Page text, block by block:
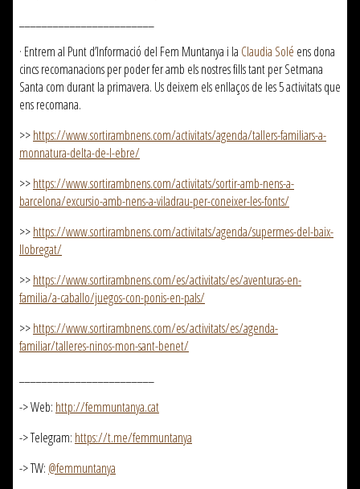
· Entrem al Punt d’Informació del Fem Muntanya i la Claudia Solé ens dona
cincs recomanacions per poder fer amb els nostres fills tant per Setmana
Santa com durant la primavera. Us deixem els enllaços de les 5 activitats que
ens recomana.
>>https://www.sortirambnens.com/activitats/agenda/tallers-familiars-a-
monnatura-delta-de-l-ebre/
>>https://www.sortirambnens.com/activitats/sortir-amb-nens-a-
barcelona/excursio-amb-nens-a-viladrau-per-coneixer-les-fonts/
>>https://www.sortirambnens.com/activitats/agenda/supermes-del-baix-
llobregat/
>>https://www.sortirambnens.com/es/activitats/es/aventuras-en-
familia/a-caballo/juegos-con-ponis-en-pals/
>>https://www.sortirambnens.com/es/activitats/es/agenda-
familiar/talleres-ninos-mon-sant-benet/
-> Web: http://femmuntanya.cat
-> Telegram: https://t.me/femmuntanya
-> TW: @femmuntanya